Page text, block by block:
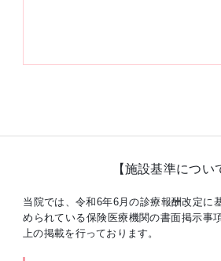
【施設基準につい
当院では、令和6年6月の診療報酬改定に
められている保険医療機関の書面掲示事
上の掲載を行っております。